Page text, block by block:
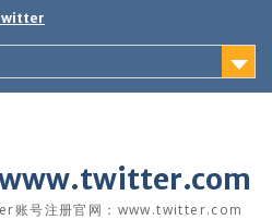
账号注册官网：www.twitter.com